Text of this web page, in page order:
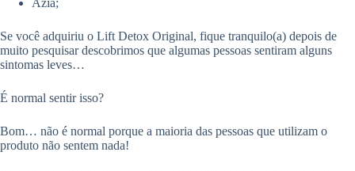
Azia;
Se você adquiriu o Lift Detox Original, fique tranquilo(a) depois de
muito pesquisar descobrimos que algumas pessoas sentiram alguns
sintomas leves…
É normal sentir isso?
Bom… não é normal porque a maioria das pessoas que utilizam o
produto não sentem nada!